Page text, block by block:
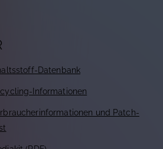
Datenbank
Informationen
und Patch-